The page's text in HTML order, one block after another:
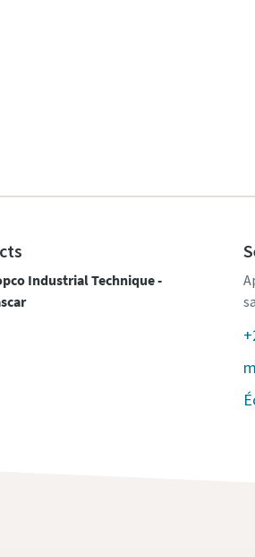
Industrial Technique -